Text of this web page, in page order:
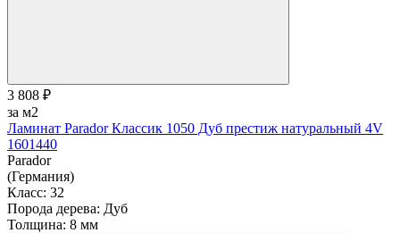
3 808 ₽
за м2
Ламинат Parador Классик 1050 Дуб престиж натуральный 4V
1601440
Parador
(Германия)
Класс: 32
Порода дерева: Дуб
Толщина: 8 мм